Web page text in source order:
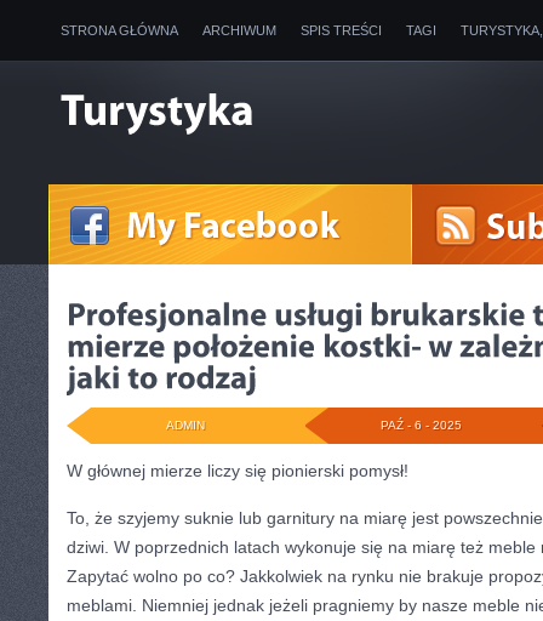
STRONA GŁÓWNA ARCHIWUM SPIS TREŚCI TAGI
PAŹ - 6 - 2025
ADMIN
W głównej mierze liczy się pionierski pomysł!
To, że szyjemy suknie lub garnitury na miarę jest
dziwi. W poprzednich latach wykonuje się na miarę też meble
Zapytać wolno po co? Jakkolwiek na rynku nie brakuje
meblami. Niemniej jednak jeżeli pragniemy by nasze meble